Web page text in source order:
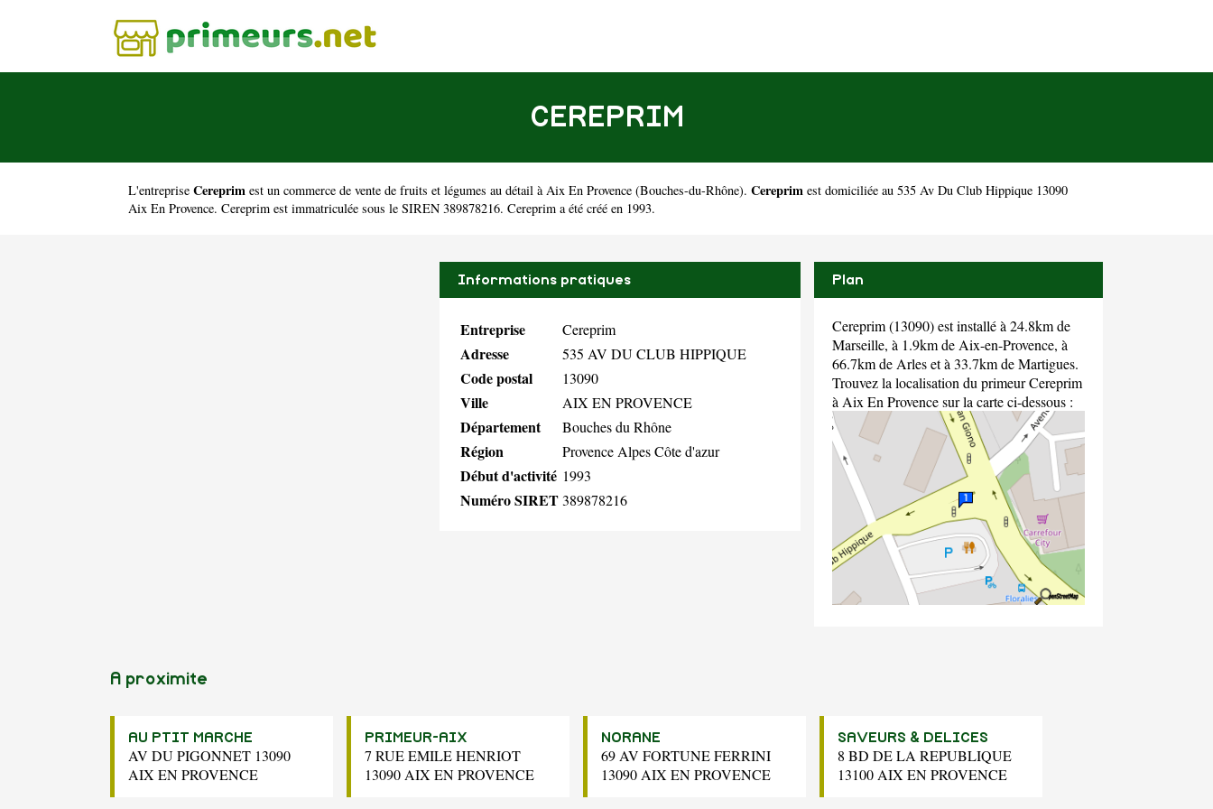
CEREPRIM
L'entreprise Cereprim est un commerce de vente de fruits et légumes au détail à Aix En Provence (Bouches-du-Rhône). Cereprim est domiciliée au 535 Av Du Club Hippique 13090
Aix En Provence. Cereprim est immatriculée sous le SIREN 389878216. Cereprim a été créé en 1993.
Informations pratiques
Entreprise Cereprim
Adresse 535 AV DU CLUB HIPPIQUE
Code postal 13090
Ville AIX EN PROVENCE
Département Bouches du Rhône
Région Provence Alpes Côte d'azur
Début d'activité 1993
Numéro SIRET389878216
Plan
Cereprim (13090) est installé à 24.8km de
Marseille, à 1.9km de Aix-en-Provence, à
66.7km de Arles et à 33.7km de Martigues.
Trouvez la localisation du primeur Cereprim
à Aix En Provence sur la carte ci-dessous :
A proximite
AU PTIT MARCHE
AV DU PIGONNET 13090
AIX EN PROVENCE
PRIMEUR-AIX
7 RUE EMILE HENRIOT
13090 AIX EN PROVENCE
NORANE
69 AV FORTUNE FERRINI
13090 AIX EN PROVENCE
SAVEURS & DELICES
8 BD DE LA REPUBLIQUE
13100 AIX EN PROVENCE